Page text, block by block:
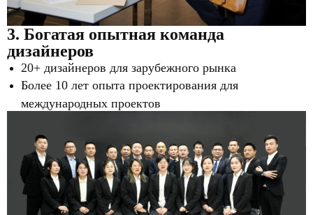
3. Богатая опытная команда
дизайнеров
20+ дизайнеров для зарубежного рынка
Более 10 лет опыта проектирования для
международных проектов